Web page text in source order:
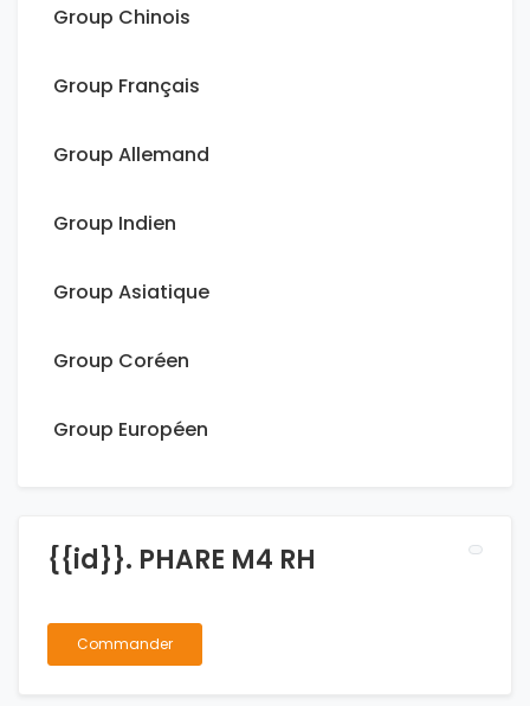
Group Chinois
Group Français
Group Allemand
Group Indien
Group Asiatique
Group Coréen
Group Européen
{{id}}. PHARE M4 RH
Commander